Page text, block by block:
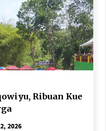
Ribuan Kue
2026